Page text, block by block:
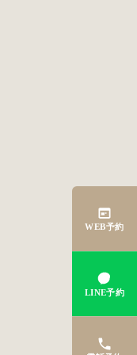
WEB予約
LINE予約